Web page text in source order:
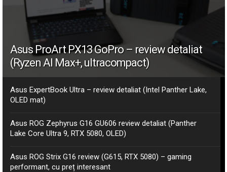
Asus ProArt PX13 GoPro – review detaliat
(Ryzen AI Max+, ultracompact)
Asus ExpertBook Ultra – review detaliat (Intel Panther Lake,
OLED mat)
Asus ROG Zephyrus G16 GU606 review detaliat (Panther
Lake Core Ultra 9, RTX 5080, OLED)
Asus ROG Strix G16 review (G615, RTX 5080) – gaming
performant, cu preț interesant